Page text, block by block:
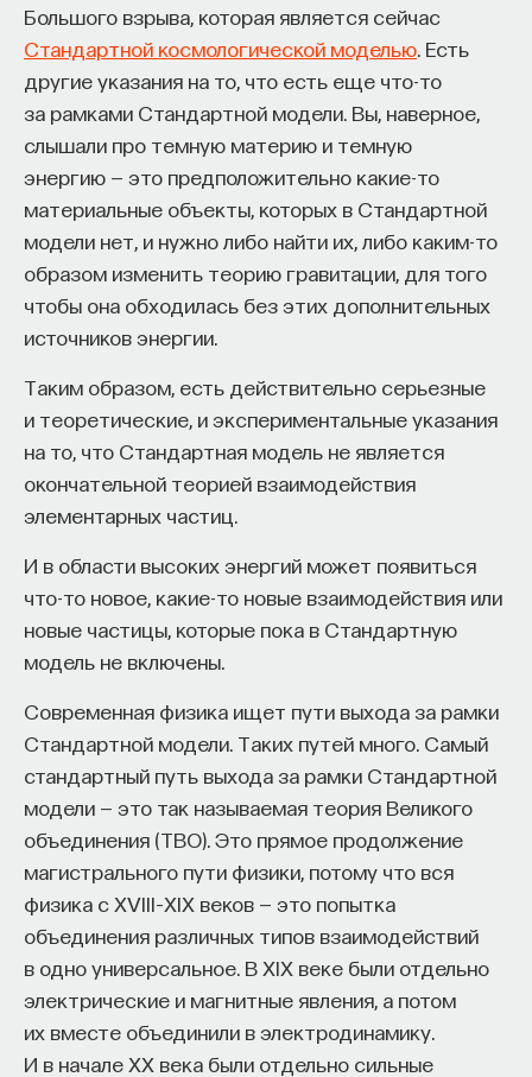
Большого взрыва, которая является сейчас
Стандартной космологической моделью . Есть
другие указания на то, что есть еще что-то
за рамками Стандартной модели. Вы, наверное,
слышали про темную материю и темную
энергию — это предположительно какие-то
материальные объекты, которых в Стандартной
модели нет, и нужно либо найти их, либо каким-то
образом изменить теорию гравитации, для того
чтобы она обходилась без этих дополнительных
источников энергии.
Таким образом, есть действительно серьезные
и теоретические, и экспериментальные указания
на то, что Стандартная модель не является
окончательной теорией взаимодействия
элементарных частиц.
И в области высоких энергий может появиться
что-то новое, какие-то новые взаимодействия или
новые частицы, которые пока в Стандартную
модель не включены.
Современная физика ищет пути выхода за рамки
Стандартной модели. Таких путей много. Самый
стандартный путь выхода за рамки Стандартной
модели — это так называемая теория Великого
объединения (ТВО). Это прямое продолжение
магистрального пути физики, потому что вся
физика с XVIII–XIX веков — это попытка
объединения различных типов взаимодействий
в одно универсальное. В XIX веке были отдельно
электрические и магнитные явления, а потом
их вместе объединили в электродинамику.
И в начале XX века были отдельно сильные
роботами. В конечном итоге концентрации
виртуального морфогена влияют на стыковочные
порты, и таким образом многомодульный
роботический организм может расти
и перестраиваться.
Чтобы позволить такому роботическому
«многоклеточному» организму демонстрировать
поведенческие паттерны наподобие хождения,
мы разработали другую программу, которую
назвали «Искусственной гомеостатической
как «гормональный контроллер». Этот контроллер
похож по механизму действия на вышеописанный
виртуальный эмбриогенез. Каждый элемент
выделяет (передает) субстанции, которые
исполняют роль гормонов, в свое окружение. Эти
субстанции локально добавляются и убираются
из системы согласно правилам, которые могут
быть воплощены исходя из локальной
концентрации гормонов. Эти правила аналогичны
«Виртуальному эмбриогенезу», который
используется для того, чтобы «выращивать»
организм путем координирования стыковки
индивидуальных роботов, ИГГС используется,
чтобы позволить организму передвигаться.
На концентрации гормонов также влияет
информация от сенсоров, и они, в свою очередь,
влияют на механизмы передвижения элементов.
Таким образом, это представляет собой систему
переработки информации, которая двигает целый
роботический организм.